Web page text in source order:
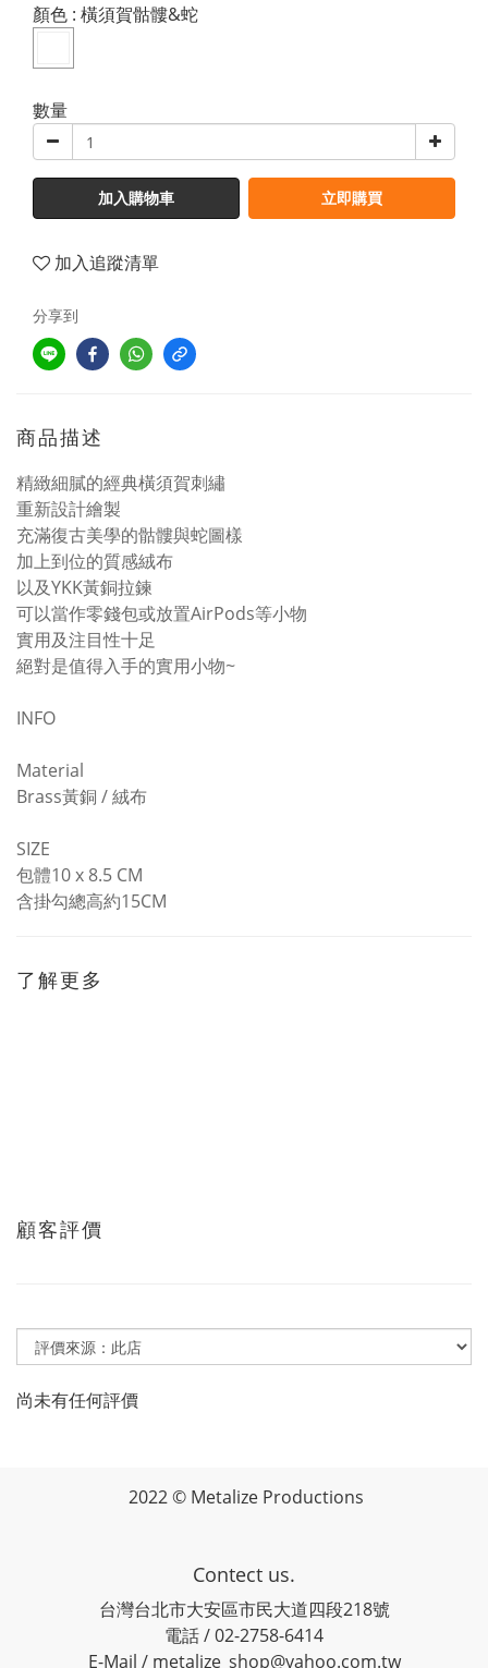
顏色 : 橫須賀骷髏&蛇
數量
加入購物車 立即購買
加入追蹤清單
分享到
商品描述
精緻細膩的經典橫須賀刺繡
重新設計繪製
充滿復古美學的骷髏與蛇圖樣
加上到位的質感絨布
以及YKK黃銅拉鍊
可以當作零錢包或放置AirPods等小物
實用及注目性十足
絕對是值得入手的實用小物~
INFO
Material
Brass黃銅 / 絨布
SIZE
包體10 x 8.5 CM
含掛勾總高約15CM
了解更多
顧客評價
尚未有任何評價
2022 © Metalize Productions
Contect us.
台灣台北市大安區市民大道四段218號
電話 / 02-2758-6414
E-Mail / metalize_shop@yahoo.com.tw